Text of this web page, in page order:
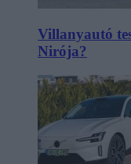
Villanyautó
Nirója?